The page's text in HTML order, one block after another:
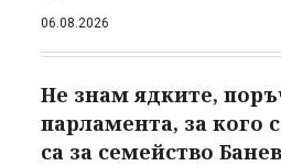
06.08.2026
Не знам ядките,
парламента, за кого
са за семейство